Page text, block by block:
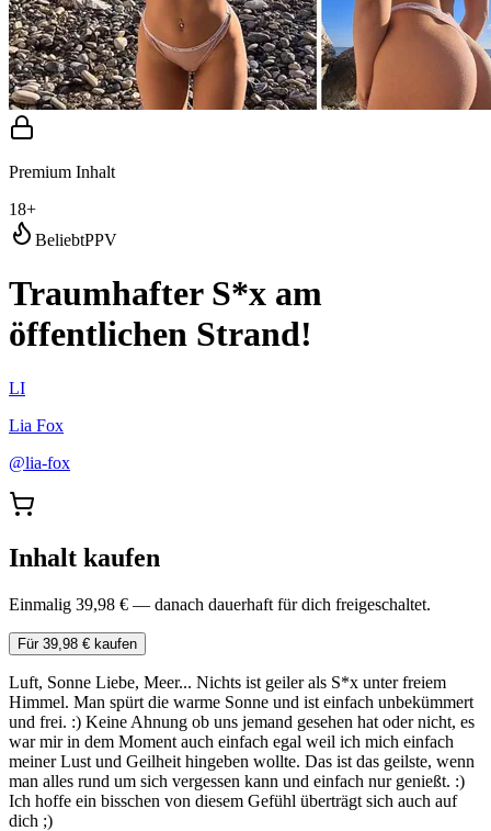
Premium Inhalt
18+
BeliebtPPV
Traumhafter S*x am
öffentlichen Strand!
LI
Lia Fox
@lia-fox
Inhalt kaufen
Einmalig 39,98 € — danach dauerhaft für dich freigeschaltet.
Für 39,98 € kaufen
Luft, Sonne Liebe, Meer... Nichts ist geiler als S*x unter freiem
Himmel. Man spürt die warme Sonne und ist einfach unbekümmert
und frei. :) Keine Ahnung ob uns jemand gesehen hat oder nicht, es
war mir in dem Moment auch einfach egal weil ich mich einfach
meiner Lust und Geilheit hingeben wollte. Das ist das geilste, wenn
man alles rund um sich vergessen kann und einfach nur genießt. :)
Ich hoffe ein bisschen von diesem Gefühl überträgt sich auch auf
dich ;)